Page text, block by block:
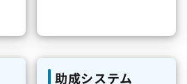
助成システム